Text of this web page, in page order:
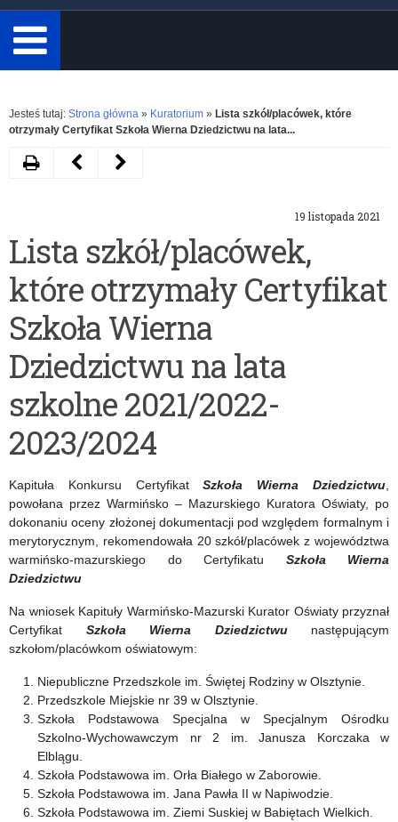
minimum
3
znaki.
Rozwiń
Jesteś tutaj: Strona główna » Kuratorium » Lista szkół/placówek, które
otrzymały Certyfikat Szkoła Wierna Dziedzictwu na lata...
19 listopada 2021
Lista szkół/placówek,
które otrzymały Certyfikat
Szkoła Wierna
Dziedzictwu na lata
szkolne 2021/2022-
2023/2024
Kapituła Konkursu CertyfikatSzkoła Wierna Dziedzictwu,
powołana przez Warmińsko – Mazurskiego Kuratora Oświaty, po
dokonaniu oceny złożonej dokumentacji pod względem formalnym i
merytorycznym, rekomendowała 20 szkół/placówek z województwa
warmińsko-mazurskiego do Certyfikatu Szkoła Wierna
Dziedzictwu
Na wniosek Kapituły Warmińsko-Mazurski Kurator Oświaty przyznał
Certyfikat Szkoła Wierna Dziedzictwunastępującym
szkołom/placówkom oświatowym:
Niepubliczne Przedszkole im. Świętej Rodziny w Olsztynie.
Przedszkole Miejskie nr 39 w Olsztynie.
Szkoła Podstawowa Specjalna w Specjalnym Ośrodku
Szkolno-Wychowawczym nr 2 im. Janusza Korczaka w
Elblągu.
Szkoła Podstawowa im. Orła Białego w Zaborowie.
Szkoła Podstawowa im. Jana Pawła II w Napiwodzie.
Szkoła Podstawowa im. Ziemi Suskiej w Babiętach Wielkich.
DrukujNastępny
termin
etapu
wojewódzkiego
konkursów
przedmiotowych
w
szkolnym
2021/2022
Poprzedni
Konkursu
„Szkoła
Wierna
Dziedzictwu”